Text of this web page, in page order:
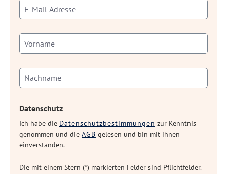
Datenschutz
Ich habe die Datenschutzbestimmungen zur Kenntnis
genommen und die AGB gelesen und bin mit ihnen
einverstanden.
Die mit einem Stern (*) markierten Felder sind Pflichtfelder.